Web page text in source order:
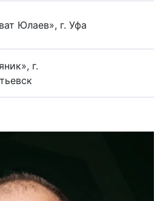
Юлаев», г. Уфа
г.